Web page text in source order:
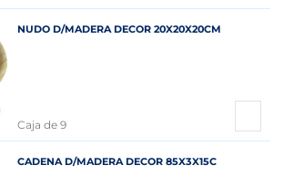
NUDO D/MADERA DECOR 20X20X20CM
Caja de 9
CADENA D/MADERA DECOR 85X3X15C